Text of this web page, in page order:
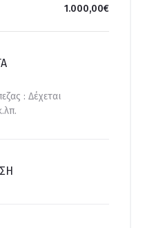
1.000,00€
: Δέχεται